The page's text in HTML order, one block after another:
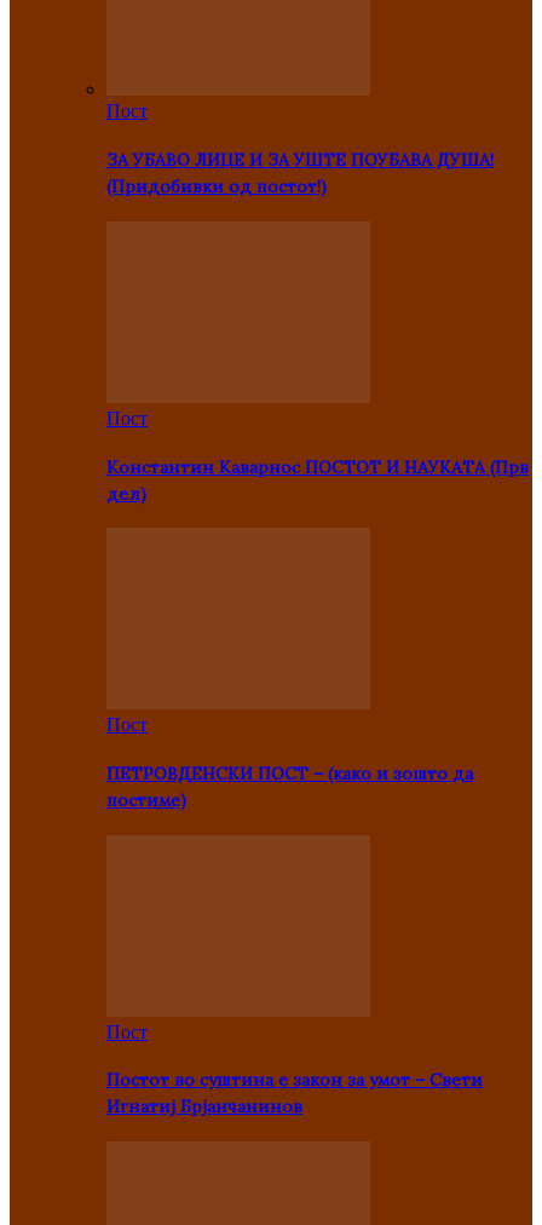
Пост
ЗА УБАВО ЛИЦЕ И ЗА УШТЕ ПОУБАВА ДУША!
(Придобивки од постот!)
Пост
Константин Каварнос ПОСТОТ И НАУКАТА (Прв
дел)
Пост
ПЕТРОВДЕНСКИ ПОСТ – (како и зошто да
постиме)
Пост
Постот во суштина е закон за умот – Свети
Игнатиј Брјанчанинов